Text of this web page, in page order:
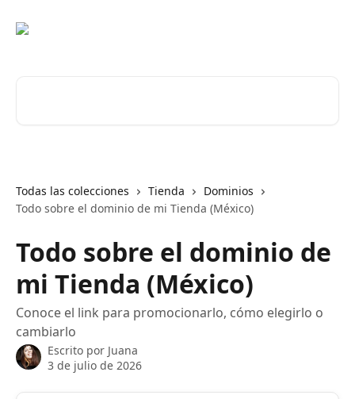
Todas las colecciones Tienda
Dominios
Todo sobre el dominio de mi Tienda (México)
Todo sobre el dominio de
mi Tienda (México)
Conoce el link para promocionarlo, cómo elegirlo o
cambiarlo
Escrito por Juana
3 de julio de 2026